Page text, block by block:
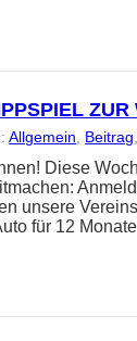
ZUR
Allgemein, Beitrag,
Diese
unsere
für 12